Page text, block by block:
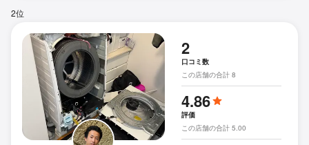
2位
2
口コミ数
この店舗の合計 8
4.86
評価
この店舗の合計 5.00